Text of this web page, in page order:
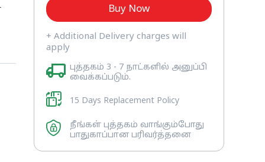
Buy Now
+ Additional Delivery charges will
apply
புத்தகம் 3 - 7 நாட்களில் அனுப்பி
வைக்கப்படும்.
15 Days Replacement Policy
நீங்கள் புத்தகம் வாங்கும்போது
பாதுகாப்பான பரிவர்த்தனை